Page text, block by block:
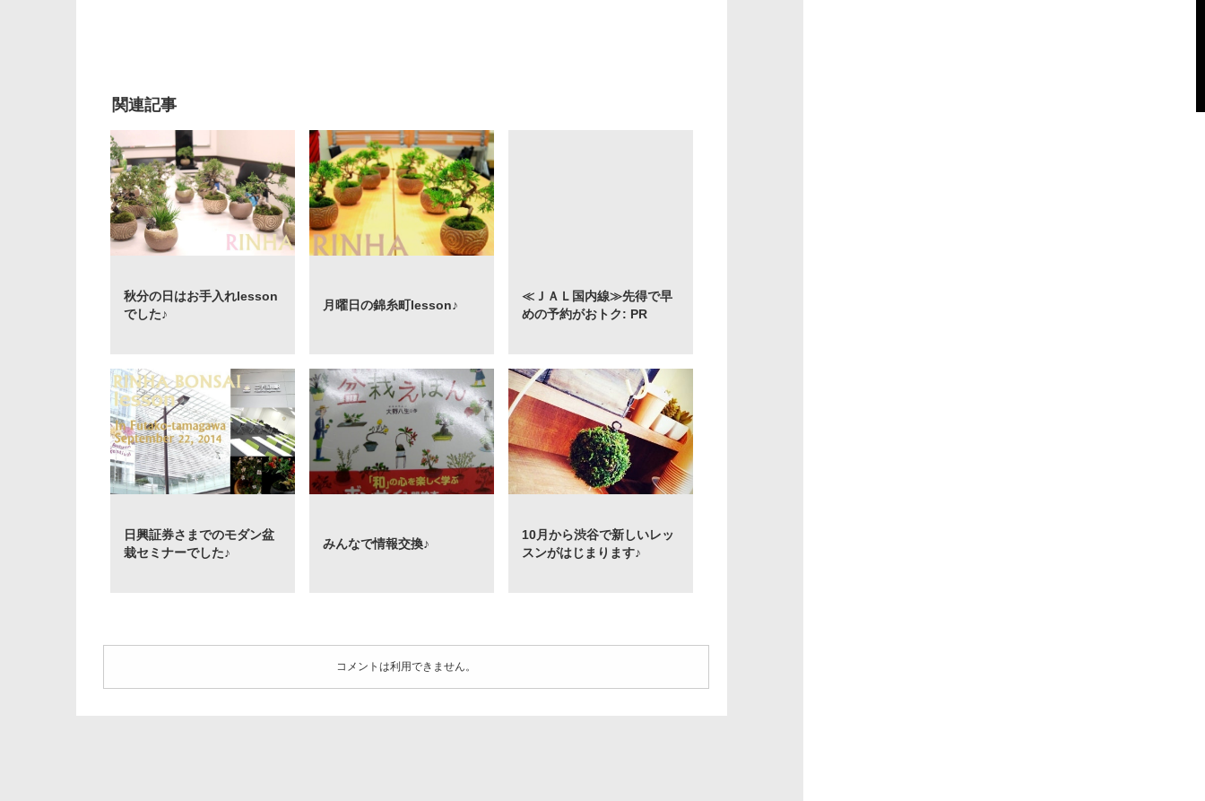
関連記事
秋分の日はお手入れlesson
でした♪
月曜日の錦糸町lesson♪
≪ＪＡＬ国内線≫先得で早
めの予約がおトク: PR
日興証券さまでのモダン盆
栽セミナーでした♪
みんなで情報交換♪
10月から渋谷で新しいレッ
スンがはじまります♪
コメントは利用できません。